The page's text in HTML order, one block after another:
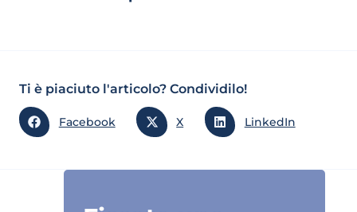
Ti è piaciuto l'articolo? Condividilo!
Facebook X LinkedIn